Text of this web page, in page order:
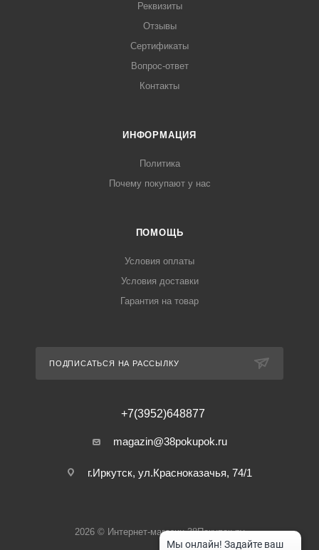
Реквизиты
Отзывы
Сертификаты
Вопрос-ответ
Контакты
ИНФОРМАЦИЯ
Политика
Почему покупают у нас
ПОМОЩЬ
Условия оплаты
Условия доставки
Гарантия на товар
ПОДПИСАТЬСЯ НА РАССЫЛКУ
+7(3952)648877
magazin@38pokupok.ru
г.Иркутск, ул.Красноказачья, 74/1
2026 © Интернет-магазин 38Покупок.ру